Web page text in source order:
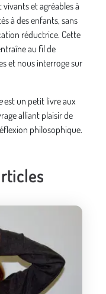
et agréables à
à des enfants, sans
réductrice. Cette
au fil de
et nous interroge sur
est un petit livre aux
alliant plaisir de
philosophique.